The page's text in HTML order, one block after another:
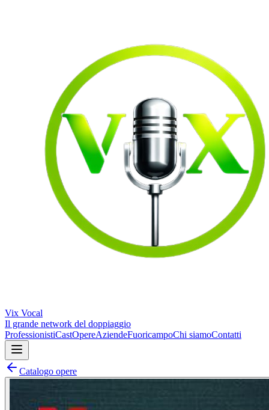
Vix Vocal
Il grande network del doppiaggio
ProfessionistiCastOpereAziendeFuoricampoChi siamoContatti
Catalogo opere